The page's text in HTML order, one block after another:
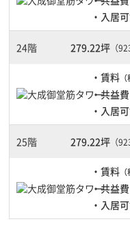
・入居
24階 279.22坪 （
・賃料
・共益費
・入居
25階 279.22坪 （
・賃料
・共益費
・入居